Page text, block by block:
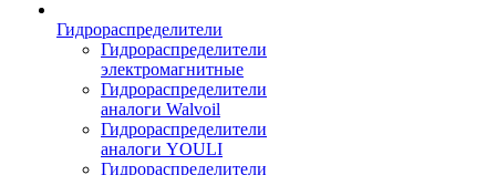
Гидрораспределители
Гидрораспределители
электромагнитные
Гидрораспределители
аналоги Walvoil
Гидрораспределители
аналоги YOULI
Гидрораспределители